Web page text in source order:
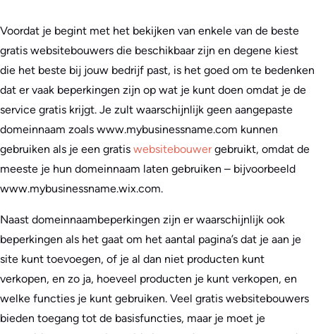
Voordat je begint met het bekijken van enkele van de beste
gratis websitebouwers die beschikbaar zijn en degene kiest
die het beste bij jouw bedrijf past, is het goed om te bedenken
dat er vaak beperkingen zijn op wat je kunt doen omdat je de
service gratis krijgt. Je zult waarschijnlijk geen aangepaste
domeinnaam zoals www.mybusinessname.com kunnen
gebruiken als je een gratis websitebouwergebruikt, omdat de
meeste je hun domeinnaam laten gebruiken – bijvoorbeeld
www.mybusinessname.wix.com.
Naast domeinnaambeperkingen zijn er waarschijnlijk ook
beperkingen als het gaat om het aantal pagina’s dat je aan je
site kunt toevoegen, of je al dan niet producten kunt
verkopen, en zo ja, hoeveel producten je kunt verkopen, en
welke functies je kunt gebruiken. Veel gratis websitebouwers
bieden toegang tot de basisfuncties, maar je moet je